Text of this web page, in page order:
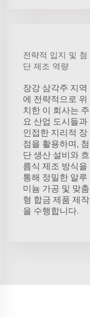
전략적 입지 및 첨
단 제조 역량
장강 삼각주 지역
에 전략적으로 위
치한 이 회사는 주
요 산업 도시들과
인접한 지리적 장
점을 활용하며, 첨
단 생산 설비와 흐
름식 제조 방식을
통해 정밀한 알루
미늄 가공 및 맞춤
형 합금 제품 제작
을 수행합니다.